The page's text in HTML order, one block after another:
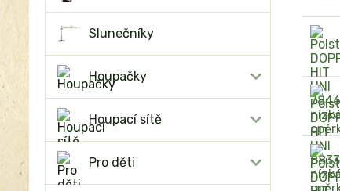
Slunečníky
Houpačky
Houpací sítě
Pro děti